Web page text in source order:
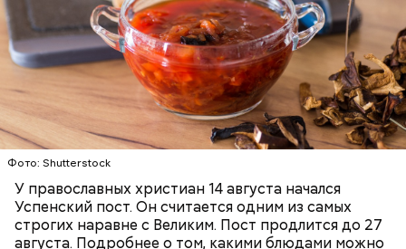
Фото: Shutterstock
У православных христиан 14 августа начался
Успенский пост. Он считается одним из самых
строгих наравне с Великим. Пост продлится до 27
августа. Подробнее о том, какими блюдами можно
ПРАВОСЛАВИЕ ЕДА РЕЦЕПТЫ